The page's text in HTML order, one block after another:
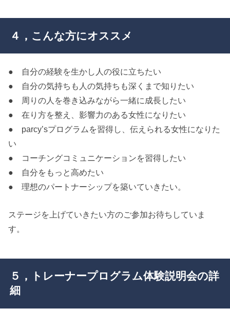
４，こんな方にオススメ
● 自分の経験を生かし人の役に立ちたい
● 自分の気持ちも人の気持ちも深くまで知りたい
● 周りの人を巻き込みながら一緒に成長したい
● 在り方を整え、影響力のある女性になりたい
● parcy’sプログラムを習得し、伝えられる女性になりた
い
● コーチングコミュニケーションを習得したい
● 自分をもっと高めたい
● 理想のパートナーシップを築いていきたい。
ステージを上げていきたい方のご参加お待ちしていま
す。
５，トレーナープログラム体験説明会の詳
細